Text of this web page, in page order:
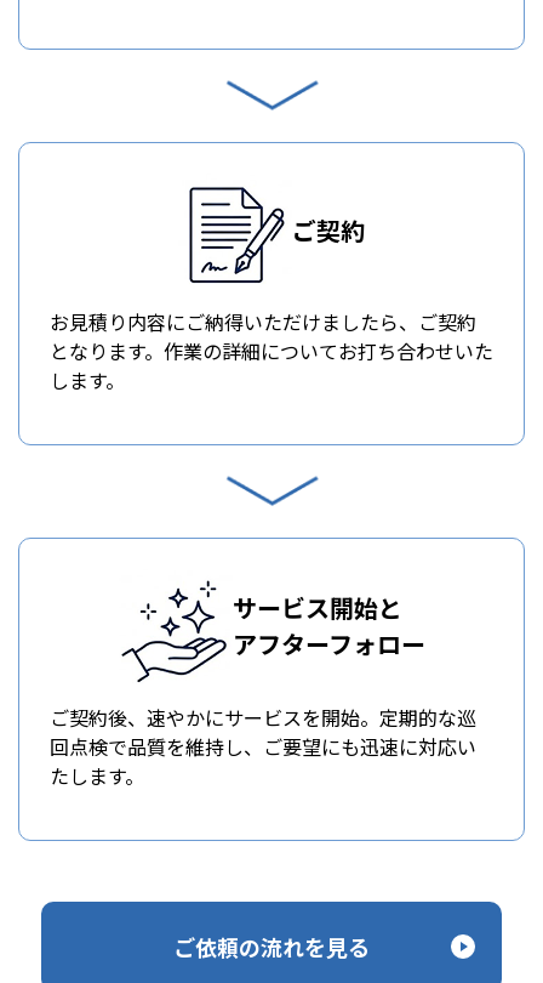
ご契約
お見積り内容にご納得いただけましたら、ご契約
となります。作業の詳細についてお打ち合わせいた
します。
サービス開始と
アフターフォロー
ご契約後、速やかにサービスを開始。定期的な巡
回点検で品質を維持し、ご要望にも迅速に対応い
たします。
ご依頼の流れを見る